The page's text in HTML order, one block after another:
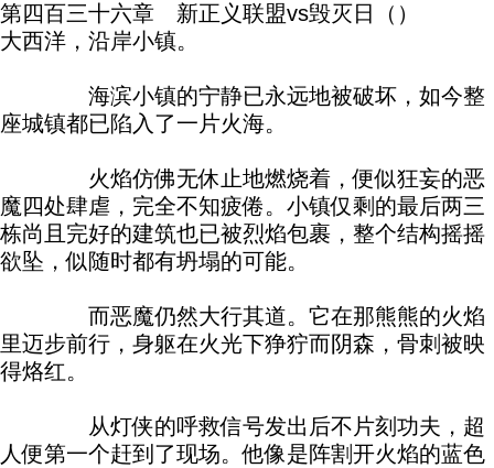
第四百三十六章 新正义联盟vs毁灭日（）
大西洋，沿岸小镇。
海滨小镇的宁静已永远地被破坏，如今整
座城镇都已陷入了一片火海。
火焰仿佛无休止地燃烧着，便似狂妄的恶
魔四处肆虐，完全不知疲倦。小镇仅剩的最后两三
栋尚且完好的建筑也已被烈焰包裹，整个结构摇摇
欲坠，似随时都有坍塌的可能。
而恶魔仍然大行其道。它在那熊熊的火焰
里迈步前行，身躯在火光下狰狞而阴森，骨刺被映
得烙红。
从灯侠的呼救信号发出后不片刻功夫，超
人便第一个赶到了现场。他像是阵割开火焰的蓝色